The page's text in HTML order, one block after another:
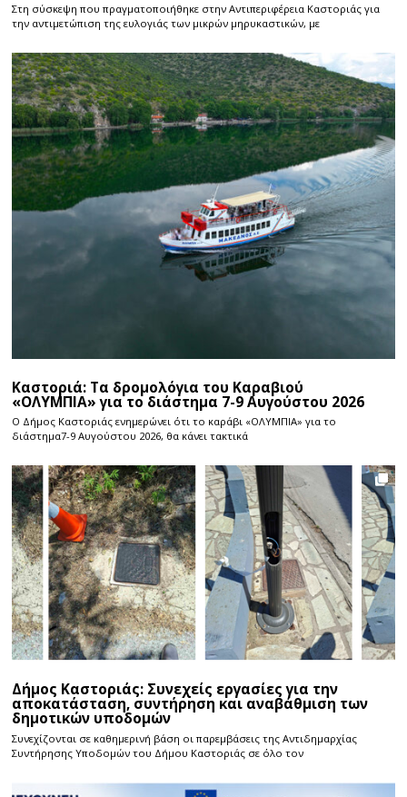
Στη σύσκεψη που πραγματοποιήθηκε στην Αντιπεριφέρεια Καστοριάς για
την αντιμετώπιση της ευλογιάς των μικρών μηρυκαστικών, με
Καστοριά: Τα δρομολόγια του Καραβιού
«ΟΛΥΜΠΙΑ» για το διάστημα 7-9 Αυγούστου 2026
Ο Δήμος Καστοριάς ενημερώνει ότι το καράβι «ΟΛΥΜΠΙΑ» για το
διάστημα7-9 Αυγούστου 2026, θα κάνει τακτικά
Δήμος Καστοριάς: Συνεχείς εργασίες για την
αποκατάσταση, συντήρηση και αναβάθμιση των
δημοτικών υποδομών
Συνεχίζονται σε καθημερινή βάση οι παρεμβάσεις της Αντιδημαρχίας
Συντήρησης Υποδομών του Δήμου Καστοριάς σε όλο τον